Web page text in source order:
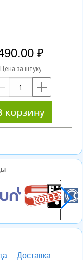
Цена за штуку
—
Доставка